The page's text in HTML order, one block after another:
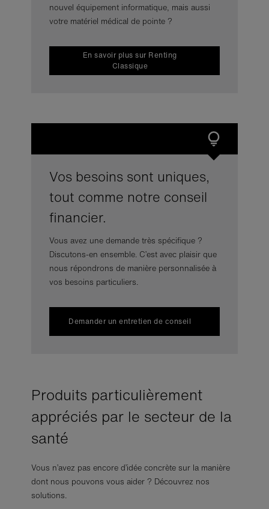
nouvel équipement informatique, mais aussi
votre matériel médical de pointe ?
En savoir plus sur Renting
Classique
Vos besoins sont uniques,
tout comme notre conseil
financier.
Vous avez une demande très spécifique ?
Discutons-en ensemble. C’est avec plaisir que
nous répondrons de manière personnalisée à
vos besoins particuliers.
Demander un entretien de conseil
Produits particulièrement
appréciés par le secteur de la
santé
Vous n’avez pas encore d’idée concrète sur la manière
dont nous pouvons vous aider ? Découvrez nos
solutions.